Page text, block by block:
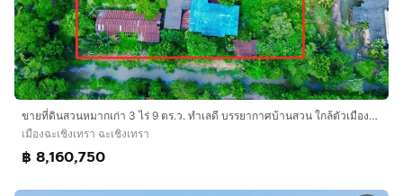
ขายที่ดินสวนหมากเก่า 3 ไร่ 9 ตร.ว. ทำเลดี บรรยากาศบ้านสวน ใกล้ตัวเมืองแปดริ้ว ใกล้วัดหลวงพ่อโสธร 4 กิโล
เมืองฉะเชิงเทรา ฉะเชิงเทรา
฿ 8,160,750